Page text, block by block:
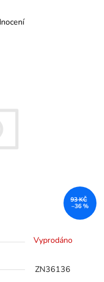
Vyprodáno
ZN36136
93 KČ
–36 %